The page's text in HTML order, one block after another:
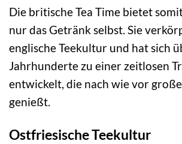
Die britische Tea Time bietet
nur das Getränk selbst. Sie
englische Teekultur und hat sich
Jahrhunderte zu einer zeitlosen
entwickelt, die nach wie vor
genießt.
Ostfriesische Teekultur